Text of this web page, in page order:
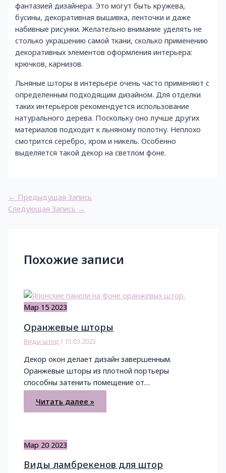
фантазией дизайнера. Это могут быть кружева,
бусины, декоративная вышивка, ленточки и даже
набивные рисунки. Желательно внимание уделять не
столько украшению самой ткани, сколько применению
декоративных элементов оформления интерьера:
крючков, карнизов.
Льняные шторы в интерьере очень часто применяют с
определенным подходящим дизайном. Для отделки
таких интерьеров рекомендуется использование
натурального дерева. Поскольку оно лучше других
материалов подходит к льняному полотну. Неплохо
смотрится серебро, хром и никель. Особенно
выделяется такой декор на светлом фоне.
Навигация
по
← Предыдущая Запись
Следующая Запись →
Похожие записи
Мар 15 2023
Оранжевые шторы
Виды штор / 15.03.2023
Декор окон делает дизайн завершенным.
Оранжевые шторы из плотной портьеры
способны затенить помещение от…
Читать далее »
Мар 20 2023
Виды ламбрекенов для штор